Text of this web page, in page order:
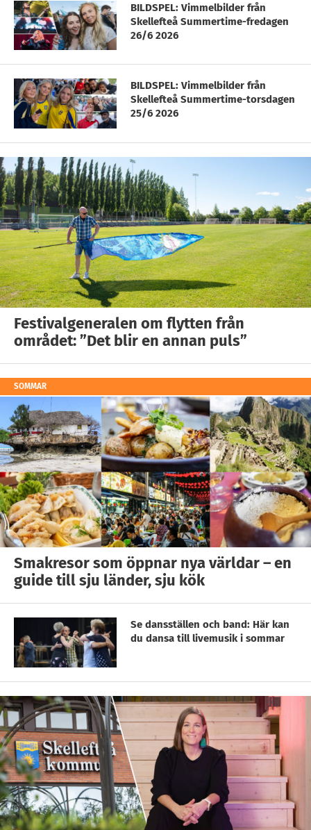
BILDSPEL: Vimmelbilder från
Skellefteå Summertime-fredagen
26/6 2026
BILDSPEL: Vimmelbilder från
Skellefteå Summertime-torsdagen
25/6 2026
Festivalgeneralen om flytten från
området: ”Det blir en annan puls”
SOMMAR
Smakresor som öppnar nya världar – en
guide till sju länder, sju kök
Se dansställen och band: Här kan
du dansa till livemusik i sommar